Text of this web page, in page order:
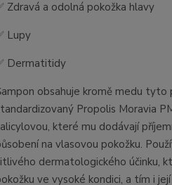
8
5
4
2
1
6
3
Zdravá a odolná pokožka hlavy
Lupy
Dermatitidy
obsahuje kromě medu tyto
Propolis Moravia
které mu dodávají
na vlasovou pokožku.
dermatologického účinku,
ve vysoké kondici, a tím i